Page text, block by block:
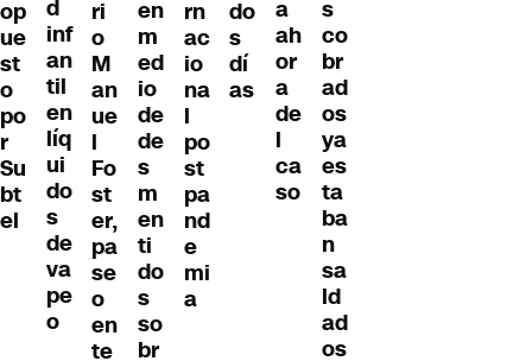
op
ue
st
o
po
r
Su
bt
el
d
inf
an
til
en
líq
ui
do
s
de
va
pe
o
ri
o
M
an
ue
l
Fo
st
er,
pa
se
o
en
te
en
m
ed
io
de
de
s
m
en
ti
do
s
so
br
rn
ac
io
na
l
po
st
pa
nd
e
mi
a
do
s
dí
as
a
ah
or
a
de
l
ca
so
s
co
br
ad
os
ya
es
ta
ba
n
sa
ld
ad
os